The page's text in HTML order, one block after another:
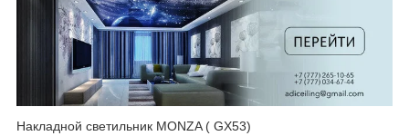
Накладной светильник MONZA ( GX53)